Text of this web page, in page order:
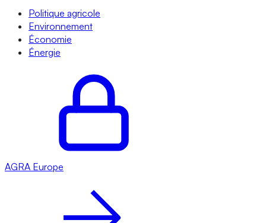
Politique agricole
Environnement
Économie
Énergie
AGRA Europe